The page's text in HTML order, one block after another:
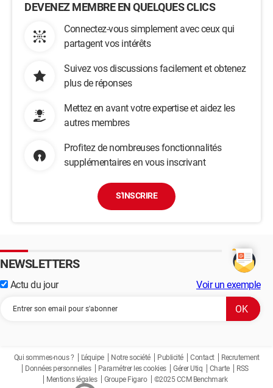
DEVENEZ MEMBRE EN QUELQUES CLICS
Connectez-vous simplement avec ceux qui
partagent vos intérêts
Suivez vos discussions facilement et obtenez
plus de réponses
Mettez en avant votre expertise et aidez les
autres membres
Profitez de nombreuses fonctionnalités
supplémentaires en vous inscrivant
S'INSCRIRE
NEWSLETTERS
Actu du jour Voir un exemple
Qui sommes-nous ? L'équipe Notre société Publicité Contact
Recrutement
Données personnelles
Paramétrer les cookies Gérer Utiq Charte
RSS
Mentions légales
Groupe Figaro ©2025 CCM Benchmark